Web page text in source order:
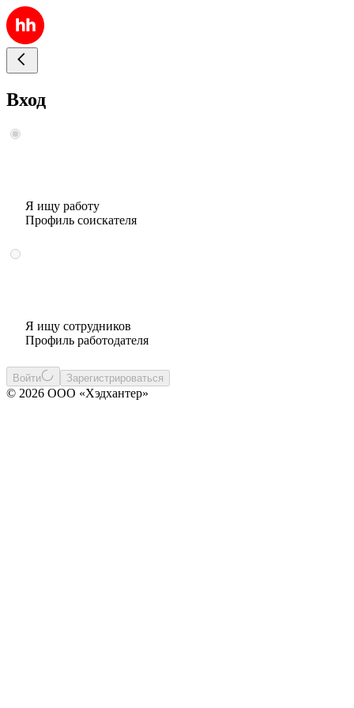
Вход
Я ищу работу
Профиль соискателя
Я ищу сотрудников
Профиль работодателя
Войти Зарегистрироваться
© 2026 ООО «Хэдхантер»